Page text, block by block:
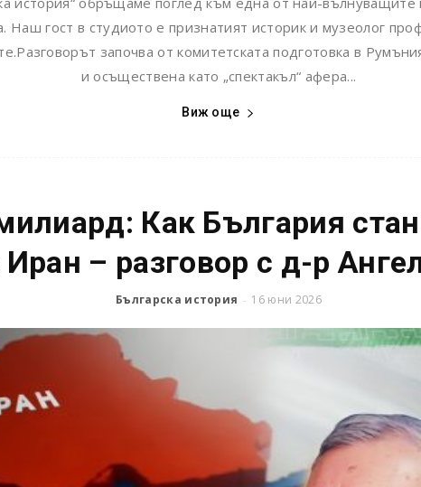
Наш гост в студиото е признатият историк и музеолог
започва от комитетската подготовка в
и осъществена като „спектакъл“ афера...
Виж още
Как България
Иран – разговор с д-р
Българска история - 16 юни 2026